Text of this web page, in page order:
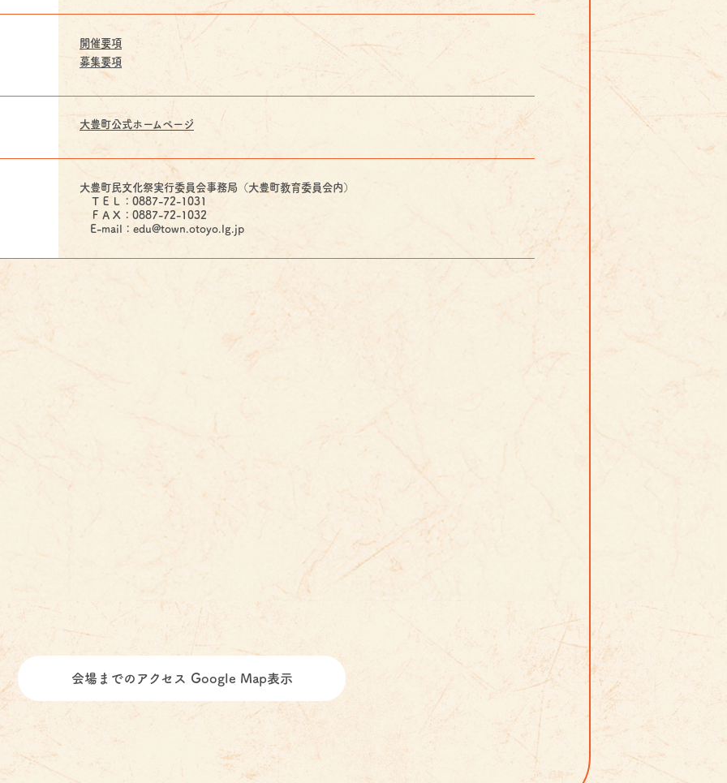
開催要項
募集要項
大豊町公式ホームページ
大豊町民文化祭実行委員会事務局（大豊町教育委員会内）
ＴＥＬ：0887-72-1031
ＦＡＸ：0887-72-1032
E-mail：edu@town.otoyo.lg.jp
会場までのアクセス Google Map表示